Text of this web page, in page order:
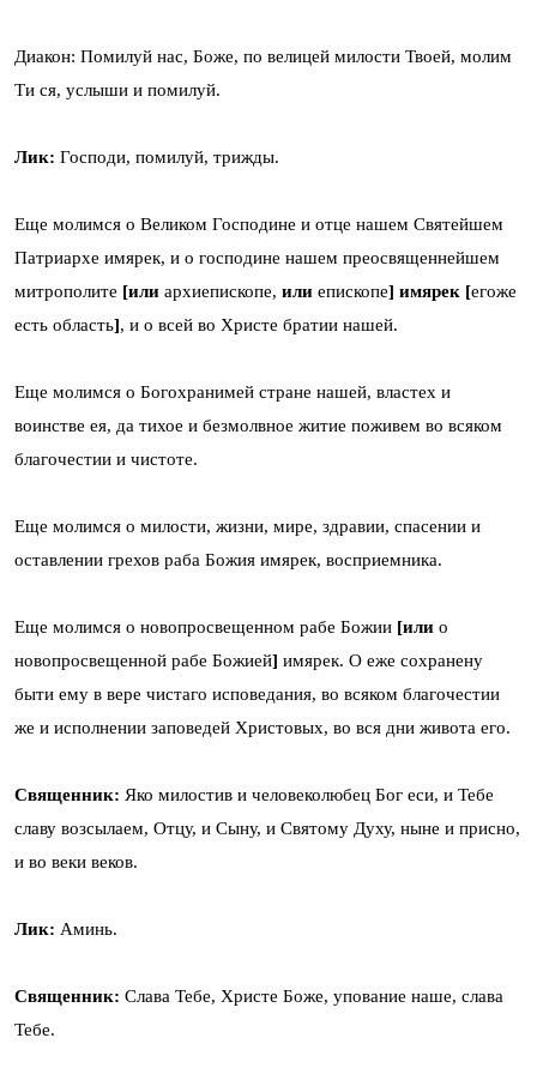
Диакон: Помилуй нас, Боже, по велицей милости Твоей, молим
Ти ся, услыши и помилуй.
Лик: Господи, помилуй, трижды.
Еще молимся о Великом Господине и отце нашем Святейшем
Патриархе имярек, и о господине нашем преосвященнейшем
митрополите [или архиепископе, или епископе] имярек [егоже
есть область], и о всей во Христе братии нашей.
Еще молимся о Богохранимей стране нашей, властех и
воинстве ея, да тихое и безмолвное житие поживем во всяком
благочестии и чистоте.
Еще молимся о милости, жизни, мире, здравии, спасении и
оставлении грехов раба Божия имярек, восприемника.
Еще молимся о новопросвещенном рабе Божии [или о
новопросвещенной рабе Божией] имярек. О еже сохранену
быти ему в вере чистаго исповедания, во всяком благочестии
же и исполнении заповедей Христовых, во вся дни живота его.
Священник: Яко милостив и человеколюбец Бог еси, и Тебе
славу возсылаем, Отцу, и Сыну, и Святому Духу, ныне и присно,
и во веки веков.
Лик: Аминь.
Священник: Слава Тебе, Христе Боже, упование наше, слава
Тебе.